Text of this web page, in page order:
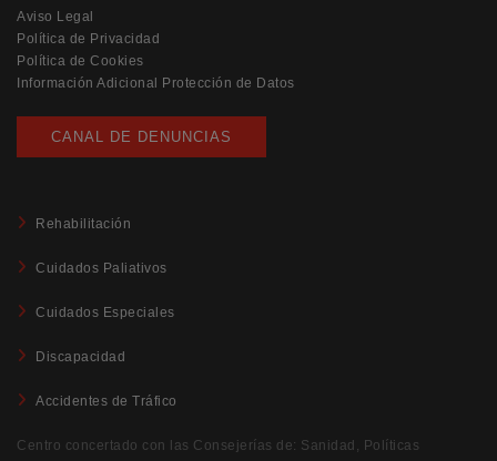
Aviso Legal
Política de Privacidad
Política de Cookies
Información Adicional Protección de Datos
CANAL DE DENUNCIAS
Rehabilitación
Cuidados Paliativos
Cuidados Especiales
Discapacidad
Accidentes de Tráfico
Centro concertado con las Consejerías de: Sanidad, Políticas